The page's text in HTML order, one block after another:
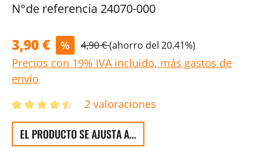
N°de referencia 24070-000
3,90 € % 4,90 €(ahorro del 20.41%)
Precios con 19% IVA incluido, más gastos de
envío
2 valoraciones
EL PRODUCTO SE AJUSTA A...